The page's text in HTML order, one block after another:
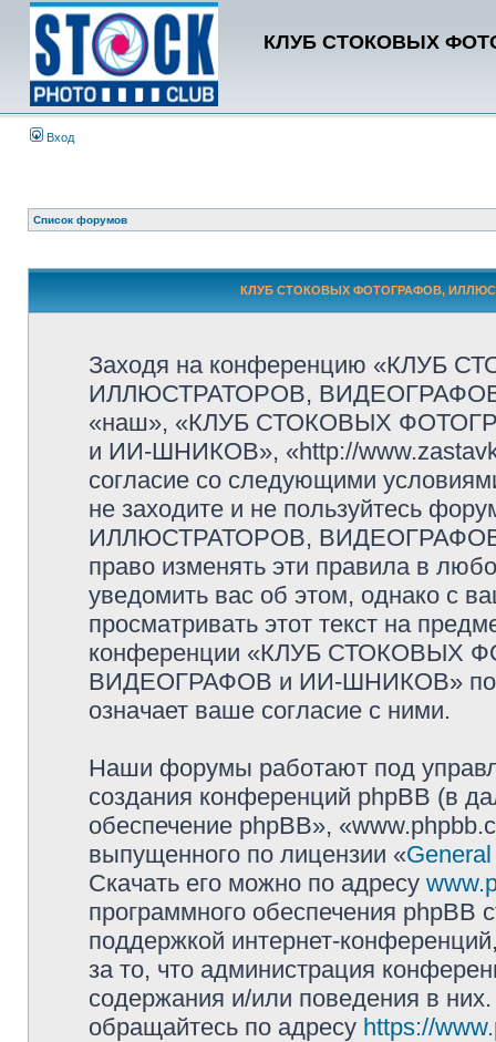
КЛУБ СТОКОВЫХ
Вход
Список форумов
КЛУБ СТОКОВЫХ ФОТОГРАФОВ,
Заходя на конференцию «КЛУБ
ИЛЛЮСТРАТОРОВ,
«наш», «КЛУБ СТОКОВЫХ
и ИИ-ШНИКОВ», «http://
согласие со следующими
не заходите и не пользуйтесь
ИЛЛЮСТРАТОРОВ, ВИДЕОГРАФОВ
право изменять эти правила в
уведомить вас об этом, однако с
просматривать этот текст на
конференции «КЛУБ
ВИДЕОГРАФОВ и ИИ-ШНИКОВ»
означает ваше согласие с ними.
Наши форумы работают под
создания конференций phpBB (в
обеспечение phpBB»,
выпущенного по лицензии «
Скачать его можно по адресу
программного обеспечения phpBB
поддержкой интернет-
за то, что администрация
содержания и/или поведения в
обращайтесь по адресу https://